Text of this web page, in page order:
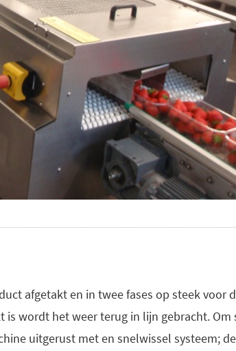
afgetakt en in twee fases op steek voor
wordt het weer terug in lijn gebracht. Om
uitgerust met en snelwissel systeem;